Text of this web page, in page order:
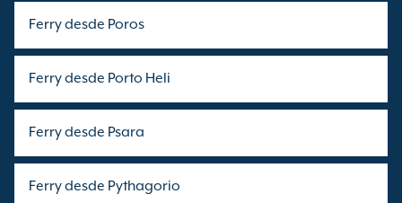
Ferry desde Poros
Ferry desde Porto Heli
Ferry desde Psara
Ferry desde Pythagorio